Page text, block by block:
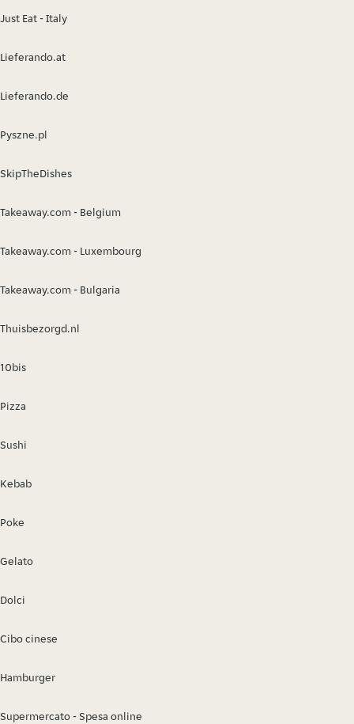
Just Eat - Italy
Lieferando.at
Lieferando.de
Pyszne.pl
SkipTheDishes
Takeaway.com - Belgium
Takeaway.com - Luxembourg
Takeaway.com - Bulgaria
Thuisbezorgd.nl
10bis
Pizza
Sushi
Kebab
Poke
Gelato
Dolci
Cibo cinese
Hamburger
Supermercato - Spesa online